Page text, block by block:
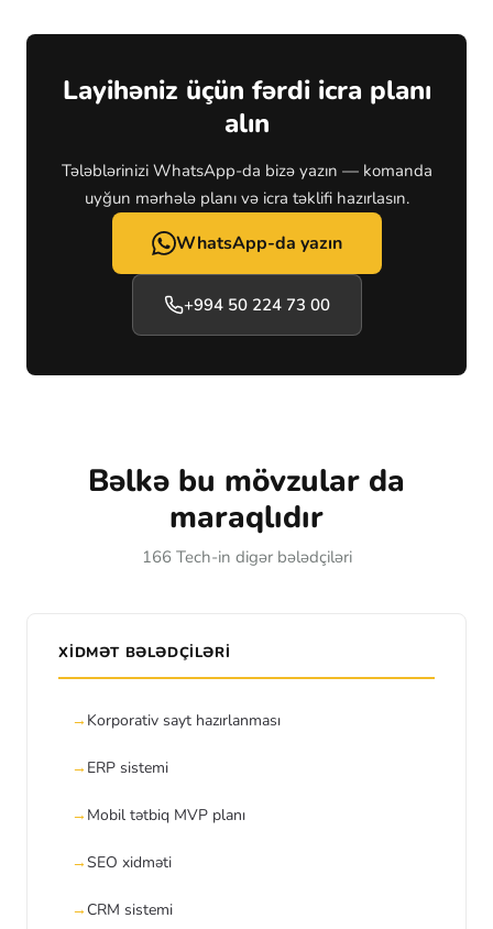
Layihəniz üçün fərdi icra planı
alın
Tələblərinizi WhatsApp-da bizə yazın — komanda
uyğun mərhələ planı və icra təklifi hazırlasın.
WhatsApp-da yazın
+994 50 224 73 00
Bəlkə bu mövzular da
maraqlıdır
166 Tech-in digər bələdçiləri
XIDMƏT BƏLƏDÇILƏRI
Korporativ sayt hazırlanması
ERP sistemi
Mobil tətbiq MVP planı
SEO xidməti
CRM sistemi